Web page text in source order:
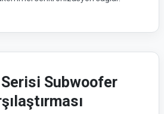
Serisi Subwoofer